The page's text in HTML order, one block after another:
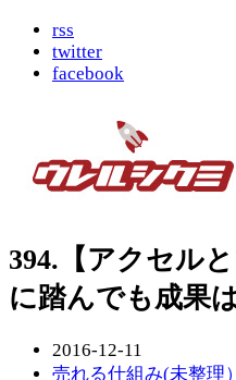
rss
twitter
facebook
394.【アクセル
に踏んでも成果
2016-12-11
売れる仕組み(未整理）